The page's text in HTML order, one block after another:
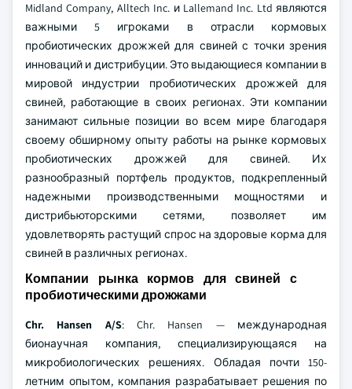
Midland Company, Alltech Inc. и Lallemand Inc. Ltd являются
важными 5 игроками в отрасли кормовых
пробиотических дрожжей для свиней с точки зрения
инноваций и дистрибуции. Это выдающиеся компании в
мировой индустрии пробиотических дрожжей для
свиней, работающие в своих регионах. Эти компании
занимают сильные позиции во всем мире благодаря
своему обширному опыту работы на рынке кормовых
пробиотических дрожжей для свиней. Их
разнообразный портфель продуктов, подкрепленный
надежными производственными мощностями и
дистрибьюторскими сетями, позволяет им
удовлетворять растущий спрос на здоровые корма для
свиней в различных регионах.
Компании рынка кормов для свиней с
пробиотическими дрожжами
Chr. Hansen A/S: Chr. Hansen — международная
бионаучная компания, специализирующаяся на
микробиологических решениях. Обладая почти 150-
летним опытом, компания разрабатывает решения по